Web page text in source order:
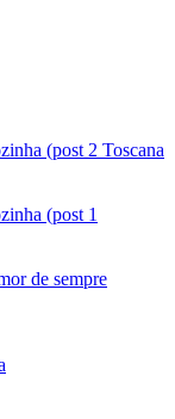
(post 2 Toscana
(post 1
de sempre